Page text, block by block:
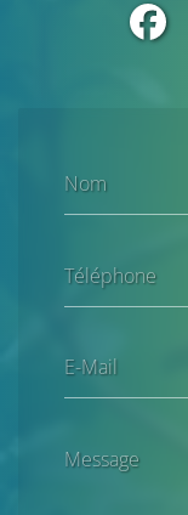
Nom
Téléphone
E-Mail
Message